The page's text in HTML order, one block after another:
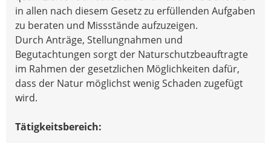
in allen nach diesem Gesetz zu erfüllenden Aufgaben
zu beraten und Missstände aufzuzeigen.
Durch Anträge, Stellungnahmen und
Begutachtungen sorgt der Naturschutzbeauftragte
im Rahmen der gesetzlichen Möglichkeiten dafür,
dass der Natur möglichst wenig Schaden zugefügt
wird.
Tätigkeitsbereich: